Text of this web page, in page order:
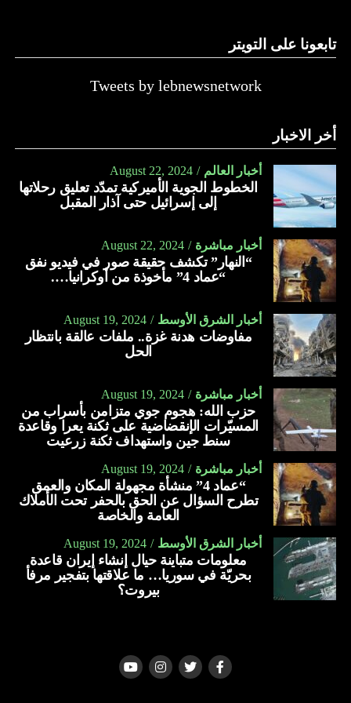
تابعونا على التويتر
Tweets by lebnewsnetwork
أخر الاخبار
أخبار العالم August 22, 2024
الخطوط الجوية الأميركية تمدّد تعليق رحلاتها
إلى إسرائيل حتى آذار المقبل
أخبار مباشرة August 22, 2024
“النهار” تكشف حقيقة صور في فيديو نفق
“عماد 4” مأخوذة من أوكرانيا….
أخبار الشرق الأوسط August 19, 2024
مفاوضات هدنة غزة.. ملفات عالقة بانتظار
الحل
أخبار مباشرة August 19, 2024
حزب الله: هجوم جوي متزامن بأسراب من
المسيّرات الإنقضاضية على ثكنة يعرا وقاعدة
سنط جين واستهداف ثكنة زرعيت
أخبار مباشرة August 19, 2024
“عماد 4” منشأة مجهولة المكان والعمق
تطرح السؤال عن الحق بالحفر تحت الأملاك
العامة والخاصة
أخبار الشرق الأوسط August 19, 2024
معلومات متباينة حيال إنشاء إيران قاعدة
بحريّة في سوريا… ما علاقتها بتفجير مرفأ
بيروت؟